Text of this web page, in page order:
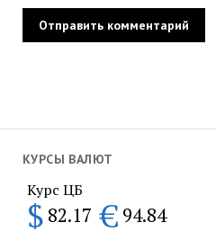
КУРСЫ ВАЛЮТ
Курс ЦБ
$ 82.17 € 94.84